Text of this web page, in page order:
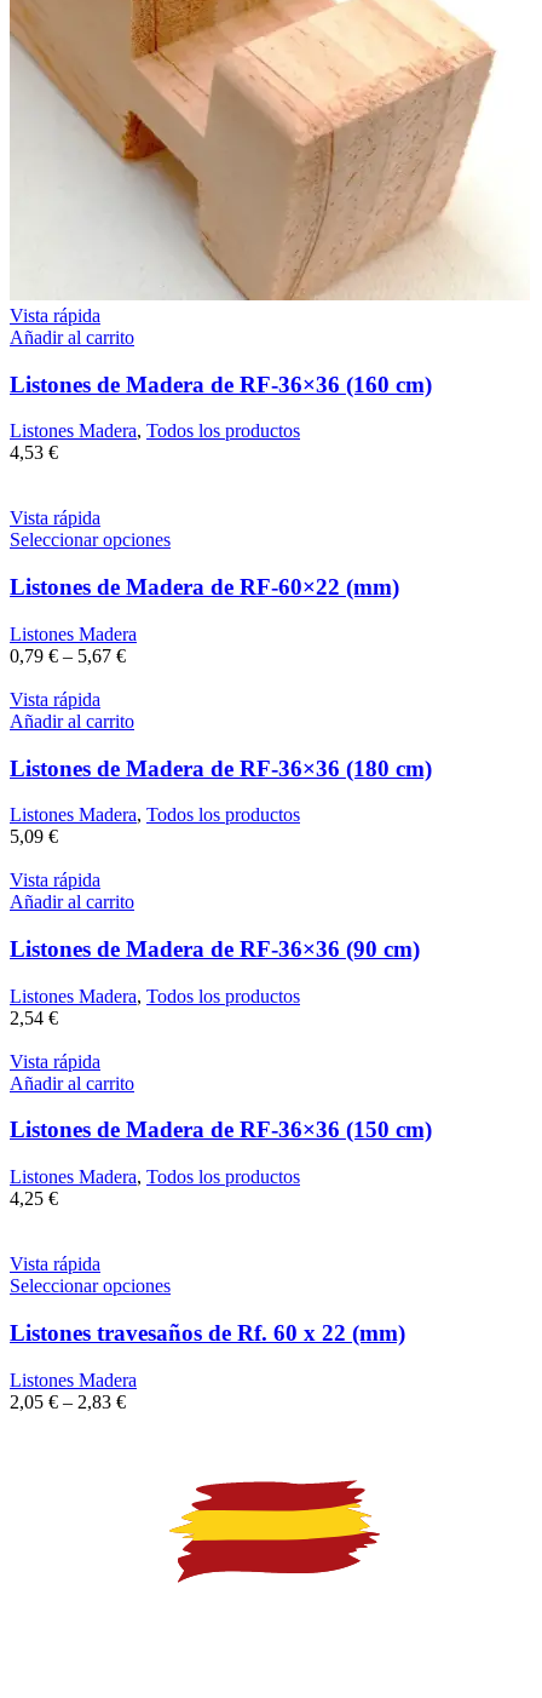
Vista rápida
Añadir al carrito
Listones de Madera de RF-36×36 (160 cm)
Listones Madera, Todos los productos
4,53 €
Vista rápida
Seleccionar opciones
Listones de Madera de RF-60×22 (mm)
Listones Madera
0,79 € – 5,67 €
Vista rápida
Añadir al carrito
Listones de Madera de RF-36×36 (180 cm)
Listones Madera, Todos los productos
5,09 €
Vista rápida
Añadir al carrito
Listones de Madera de RF-36×36 (90 cm)
Listones Madera, Todos los productos
2,54 €
Vista rápida
Añadir al carrito
Listones de Madera de RF-36×36 (150 cm)
Listones Madera, Todos los productos
4,25 €
Vista rápida
Seleccionar opciones
Listones travesaños de Rf. 60 x 22 (mm)
Listones Madera
2,05 € – 2,83 €